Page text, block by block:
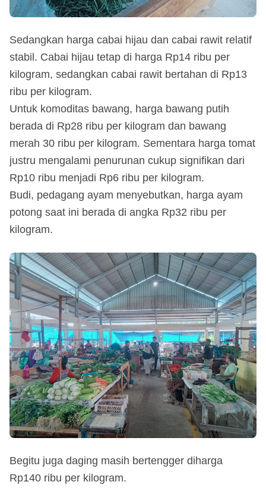
Sedangkan harga cabai hijau dan cabai rawit relatif
stabil. Cabai hijau tetap di harga Rp14 ribu per
kilogram, sedangkan cabai rawit bertahan di Rp13
ribu per kilogram.
Untuk komoditas bawang, harga bawang putih
berada di Rp28 ribu per kilogram dan bawang
merah 30 ribu per kilogram. Sementara harga tomat
justru mengalami penurunan cukup signifikan dari
Rp10 ribu menjadi Rp6 ribu per kilogram.
Budi, pedagang ayam menyebutkan, harga ayam
potong saat ini berada di angka Rp32 ribu per
kilogram.
Begitu juga daging masih bertengger diharga
Rp140 ribu per kilogram.